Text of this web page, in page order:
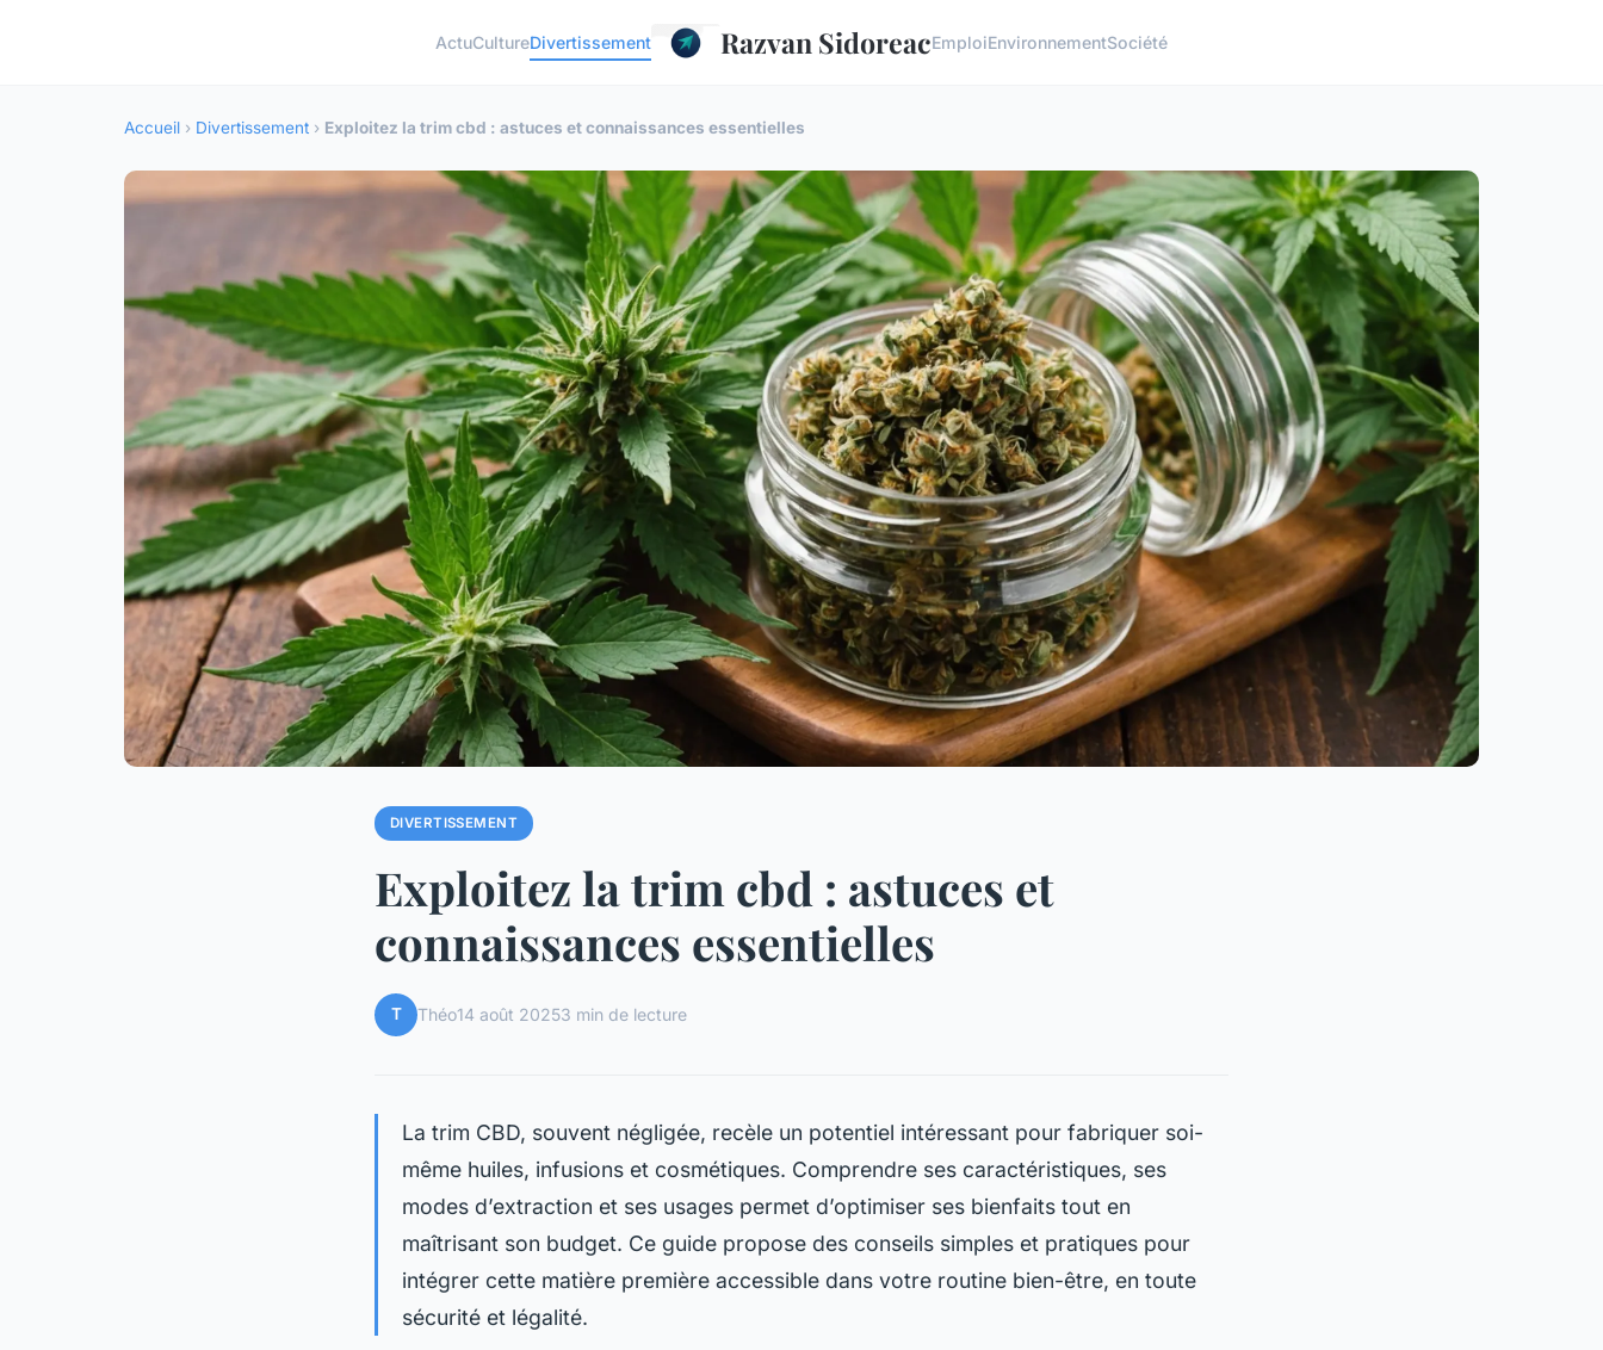
ActuCultureDivertissement Razvan SidoreacEmploiEnvironnementSociété
Accueil › Divertissement › Exploitez la trim cbd : astuces et connaissances essentielles
DIVERTISSEMENT
Exploitez la trim cbd : astuces et
connaissances essentielles
T Théo14 août 20253 min de lecture
La trim CBD, souvent négligée, recèle un potentiel intéressant pour fabriquer soi-
même huiles, infusions et cosmétiques. Comprendre ses caractéristiques, ses
modes d’extraction et ses usages permet d’optimiser ses bienfaits tout en
maîtrisant son budget. Ce guide propose des conseils simples et pratiques pour
intégrer cette matière première accessible dans votre routine bien-être, en toute
sécurité et légalité.